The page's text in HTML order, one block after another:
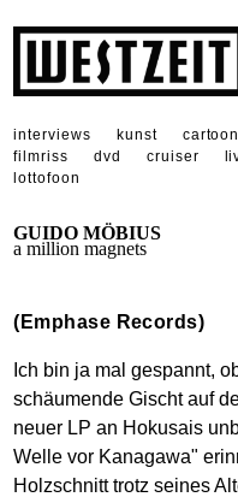
interviews kunst cartoon
filmriss
dvd cruiser
lottofoon
GUIDO MÖBIUS
a million magnets
(Emphase Records)
Ich bin ja mal gespannt,
schäumende Gischt auf
neuer LP an Hokusais
Welle vor Kanagawa"
Holzschnitt trotz seines